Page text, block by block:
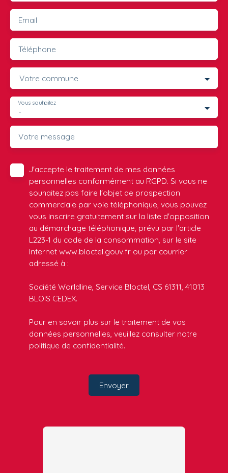
Email
Téléphone
Votre commune
-
Vous souhaitez
Votre message
J'accepte le traitement de mes données
personnelles conformément au RGPD. Si vous ne
souhaitez pas faire l'objet de prospection
commerciale par voie téléphonique, vous pouvez
vous inscrire gratuitement sur la liste d'opposition
au démarchage téléphonique, prévu par l'article
L223-1 du code de la consommation, sur le site
Internet www.bloctel.gouv.fr ou par courrier
adressé à :
Société Worldline, Service Bloctel, CS 61311, 41013
BLOIS CEDEX.
Pour en savoir plus sur le traitement de vos
données personnelles, veuillez consulter notre
politique de confidentialité.
Envoyer